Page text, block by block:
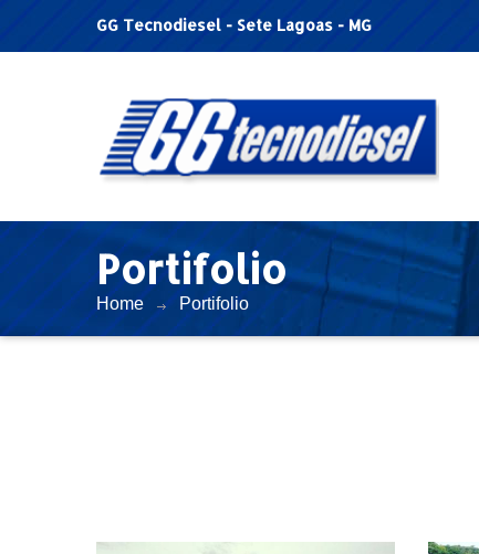
GG Tecnodiesel - Sete Lagoas - MG
Portifolio
Home Portifolio